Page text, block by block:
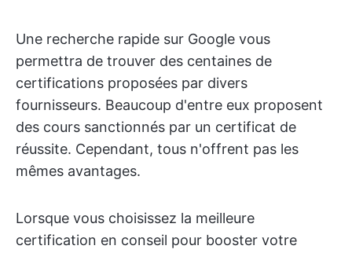
Une recherche rapide sur Google vous
permettra de trouver des centaines de
certifications proposées par divers
fournisseurs. Beaucoup d'entre eux proposent
des cours sanctionnés par un certificat de
réussite. Cependant, tous n'offrent pas les
mêmes avantages.
Lorsque vous choisissez la meilleure
certification en conseil pour booster votre